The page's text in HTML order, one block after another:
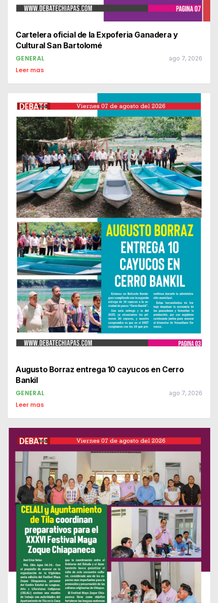
Cartelera oficial de la Expoferia Ganadera y
Cultural San Bartolomé
GENERAL ago 7, 2026
Leer mas
Augusto Borraz entrega 10 cayucos en Cerro
Bankil
GENERAL ago 7, 2026
Leer mas